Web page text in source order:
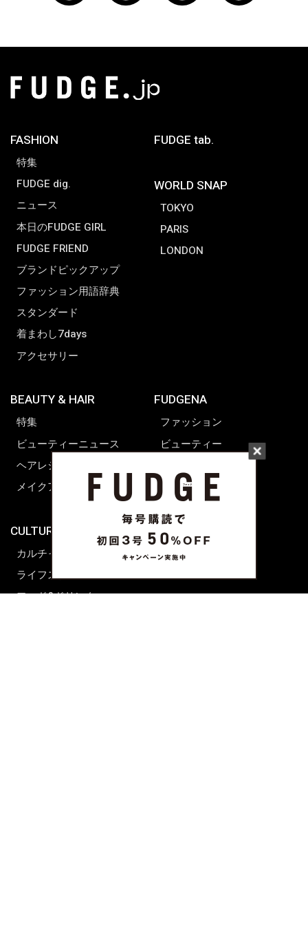
FASHION
特集
FUDGE dig.
ニュース
本日のFUDGE GIRL
FUDGE FRIEND
ブランドピックアップ
ファッション用語辞典
スタンダード
着まわし7days
アクセサリー
FUDGE tab.
WORLD SNAP
TOKYO
PARIS
LONDON
BEAUTY & HAIR
特集
ビューティーニュース
ヘアレシピ ストーリーズ
メイクアップティップス
CULTURE & LIFE
カルチャー
ライフスタイル
フード&ドリンク
FUDGENA
ファッション
ビューティー
ライフスタイル